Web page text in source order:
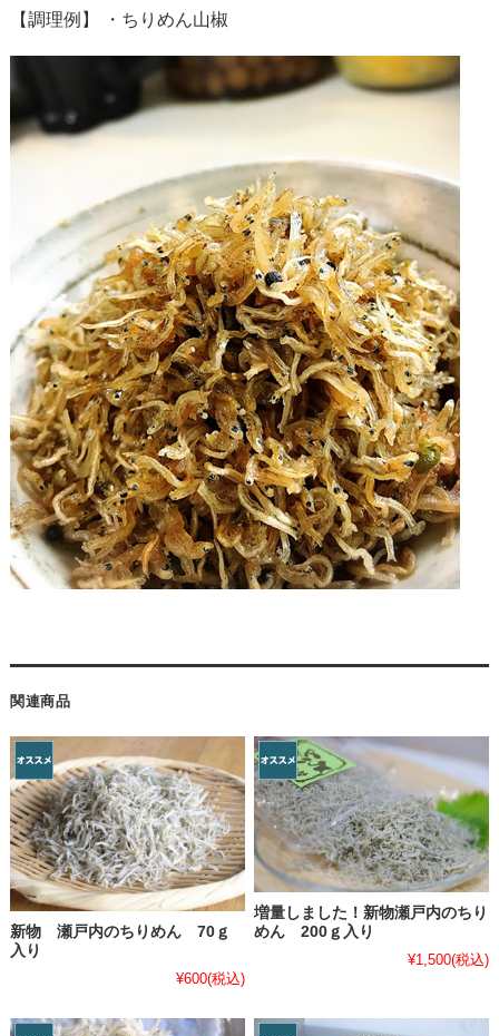
【調理例】 ・ちりめん山椒
関連商品
新物 瀬戸内のちりめん 70ｇ
入り
¥600(税込)
増量しました！新物瀬戸内のちり
めん 200ｇ入り
¥1,500(税込)